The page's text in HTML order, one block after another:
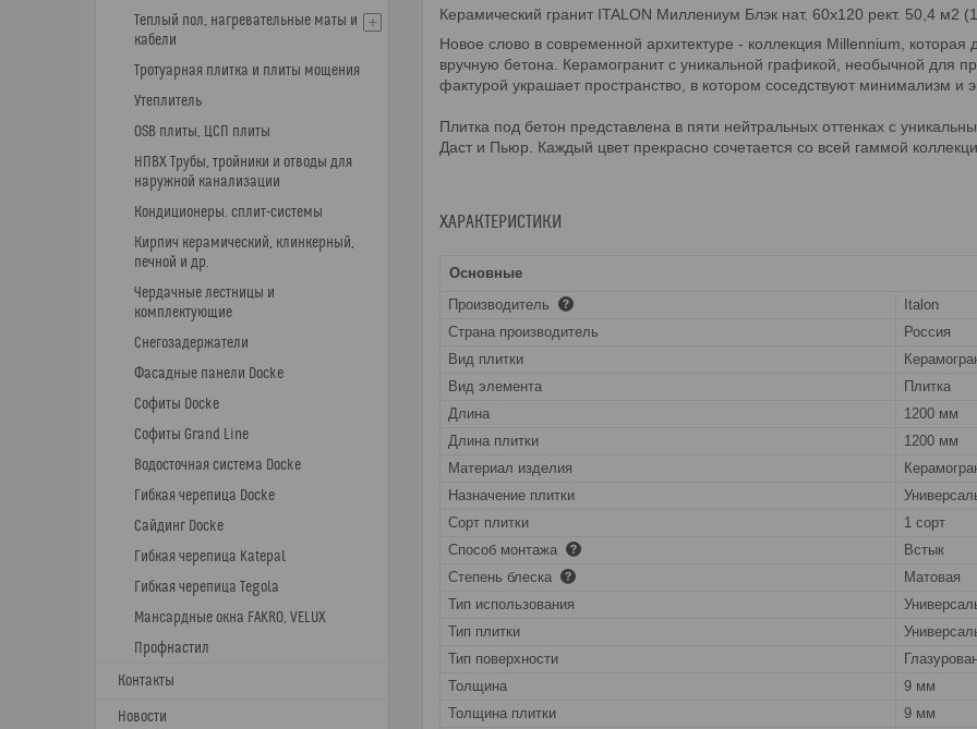
Керамический гранит ITALON Миллениум Блэк нат. 60x120 рект. 50,4 м2
Новое слово в современной архитектуре - коллекция Millennium, которая
вручную бетона. Керамогранит с уникальной графикой, необычной для
фактурой украшает пространство, в котором соседствуют минимализм и
Плитка под бетон представлена в пяти нейтральных оттенках с
Даст и Пьюр. Каждый цвет прекрасно сочетается со всей гаммой
ХАРАКТЕРИСТИКИ
Основные
Производитель
Italon
Страна производитель
Россия
Вид плитки
Вид элемента
Плитка
Длина
1200 мм
Длина плитки
1200 мм
Материал изделия
Назначение плитки
Сорт плитки
1 сорт
Способ монтажа
Встык
Степень блеска
Матовая
Тип использования
Тип плитки
Тип поверхности
Толщина
9 мм
Толщина плитки
9 мм
Теплый пол, нагревательные маты и
кабели
Тротуарная плитка и плиты мощения
Утеплитель
OSB плиты, ЦСП плиты
НПВХ Трубы, тройники и отводы для
наружной канализации
Кондиционеры. сплит-системы
Кирпич керамический, клинкерный,
печной и др.
Чердачные лестницы и
комплектующие
Снегозадержатели
Фасадные панели Docke
Софиты Docke
Софиты Grand Line
Водосточная система Docke
Гибкая черепица Docke
Сайдинг Docke
Гибкая черепица Katepal
Гибкая черепица Tegola
Мансардные окна FAKRO, VELUX
Профнастил
Контакты
Новости